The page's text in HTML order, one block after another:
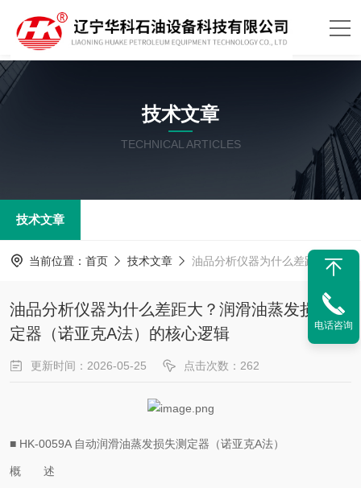
技术文章
TECHNICAL ARTICLES
技术文章
当前位置： 首页 技术文章 油品分析仪器为什么差距大？润滑油蒸发损失测定器（诺亚克A法）的核心逻辑
油品分析仪器为什么差距大？润滑油蒸发损失测
定器（诺亚克A法）的核心逻辑
更新时间：2026-05-25 点击次数：262
■ HK-0059A 自动润滑油蒸发损失测定器（诺亚克A法）
概 述
电话咨询